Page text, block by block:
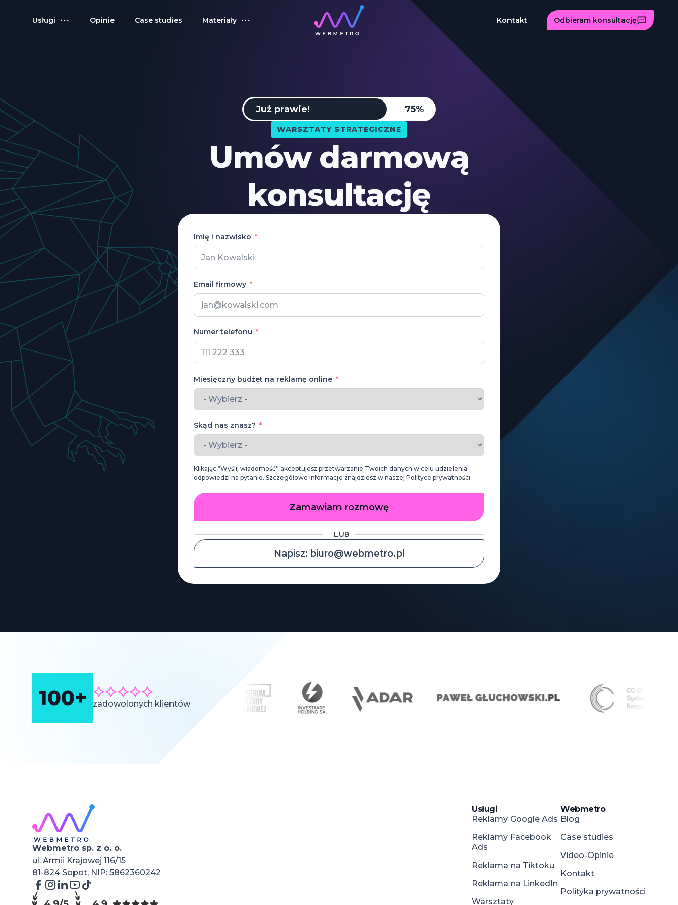
Usługi Opinie Case studies Materiały Kontakt Odbieram konsultację
Już prawie! 75%
WARSZTATY STRATEGICZNE
Umów darmową
konsultację
Imię i nazwisko
Email firmowy
Numer telefonu
Miesięczny budżet na reklamę online
Skąd nas znasz?
Klikając “Wyślij wiadomość” akceptujesz przetwarzanie Twoich danych w celu udzielenia
odpowiedzi na pytanie. Szczegółowe informacje znajdziesz w naszej Polityce prywatności.
Zamawiam rozmowę
LUB
Napisz: biuro@webmetro.pl
100+ zadowolonych klientów
Webmetro sp. z o. o.
ul. Armii Krajowej 116/15
81-824 Sopot, NIP: 5862360242
Usługi
Reklamy Google Ads
Reklamy Facebook
Ads
Reklama na Tiktoku
Reklama na LinkedIn
Warsztaty
Webmetro
Blog
Case studies
Video-Opinie
Kontakt
Polityka prywatności